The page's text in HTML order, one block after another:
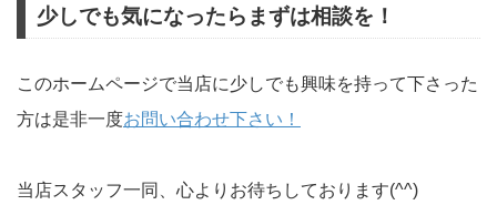
少しでも気になったらまずは相談を！
このホームページで当店に少しでも興味を持って下さった
方は是非一度お問い合わせ下さい！
当店スタッフ一同、心よりお待ちしております(^^)